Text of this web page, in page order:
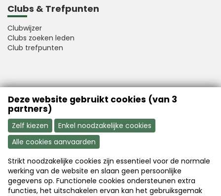
Clubs & Trefpunten
Clubwijzer
Clubs zoeken leden
Club trefpunten
VFB is a member of Better Finance
Aanmelden Word nu lid
Deze website gebruikt cookies (van 3
partners)
Zelf kiezen
Enkel noodzakelijke cookies
Alle cookies aanvaarden
Strikt noodzakelijke cookies zijn essentieel voor de normale
werking van de website en slaan geen persoonlijke
gegevens op. Functionele cookies ondersteunen extra
functies, het uitschakelen ervan kan het gebruiksgemak